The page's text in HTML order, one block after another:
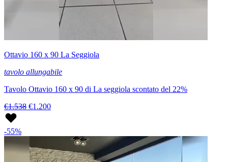
Ottavio 160 x 90 La Seggiola
tavolo allungabile
Tavolo Ottavio 160 x 90 di La seggiola scontato del 22%
€1.538 €1.200
-55%